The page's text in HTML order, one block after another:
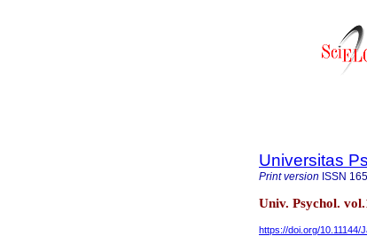
Universitas
Print version ISSN
Univ. Psychol.
https://doi.org/10.11144/